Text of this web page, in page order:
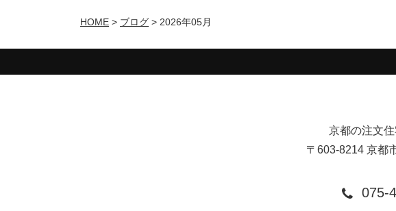
HOME > ブログ > 2026年05月
京都の注文
〒603-8214 京都
075-